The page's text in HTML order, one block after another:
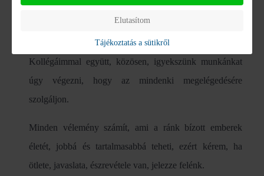
Kollégáimmal együtt, közösen, igyekszünk munkánkat
úgy végezni, hogy az mindenki megelégedésére
szolgáljon.
Minden vélemény számít, ami a ránk bízott emberek
életét, jobbá és tartalmasabbá teheti, ezért kérem, ha
ötlete, javaslata, észrevétele van, jelezze felénk.
Elutasítom
Tájékoztatás a sütikről